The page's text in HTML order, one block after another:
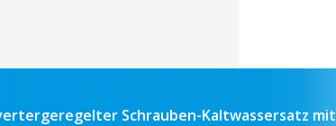
Schrauben-Kaltwassersatz mit